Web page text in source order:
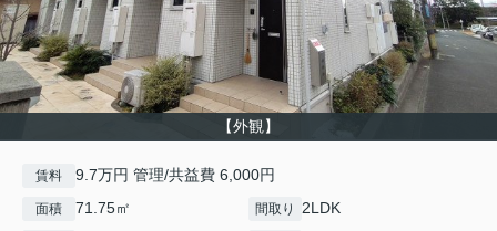
【外観】
賃料 9.7万円 管理/共益費 6,000円
面積 71.75㎡ 間取り 2LDK